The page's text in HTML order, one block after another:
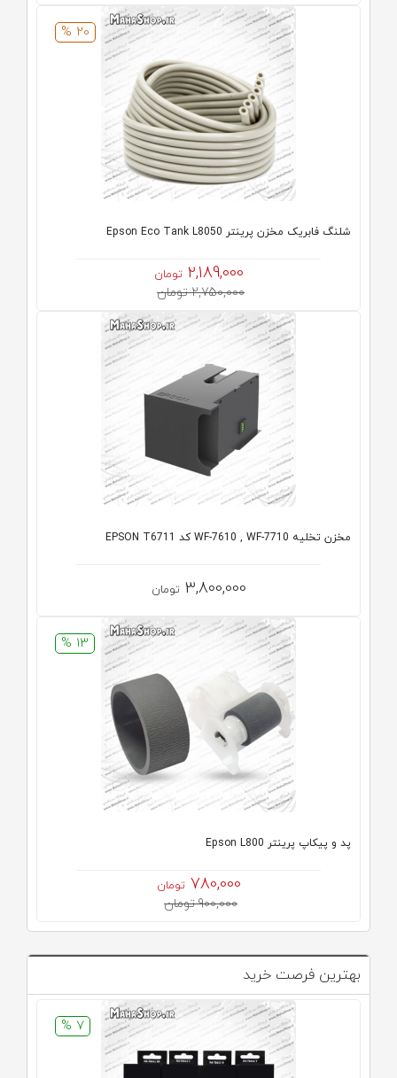
20 %
شلنگ فابریک مخزن پرینتر Epson Eco Tank L8050
2,189,000 تومان
2,750,000 تومان
مخزن تخلیه WF-7610 , WF-7710 کد EPSON T6711
3,800,000 تومان
13 %
پد و پیکاپ پرینتر Epson L800
780,000 تومان
900,000 تومان
بهترین فرصت خرید
7 %